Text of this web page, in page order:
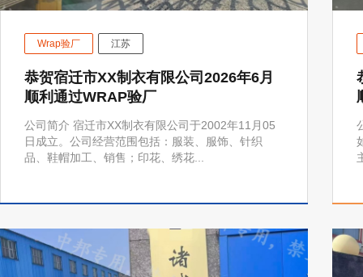
Wrap验厂 江苏
恭贺宿迁市XX制衣有限公司2026年6月
顺利通过WRAP验厂
公司简介 宿迁市XX制衣有限公司于2002年11月05
日成立。公司经营范围包括：服装、服饰、针织
品、鞋帽加工、销售；印花、绣花...